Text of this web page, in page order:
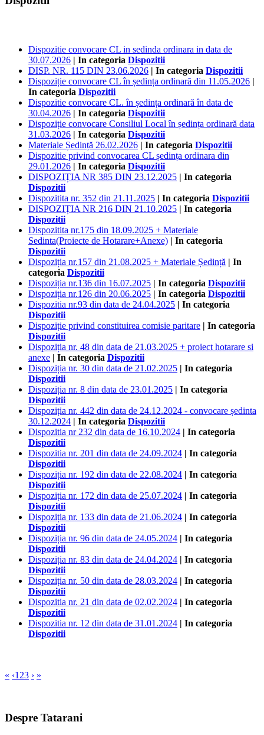
Dispozitie convocare CL in sedinda ordinara in data de
30.07.2026 | In categoria Dispozitii
DISP. NR. 115 DIN 23.06.2026 | In categoria Dispozitii
Dispoziție convocare CL în ședința ordinară din 11.05.2026 |
In categoria Dispozitii
Dispozitie convocare CL. în ședința ordinară în data de
30.04.2026 | In categoria Dispozitii
Dispoziție convocare Consiliul Local în ședința ordinară data
31.03.2026 | In categoria Dispozitii
Materiale Ședință 26.02.2026 | In categoria Dispozitii
Dispozitie privind convocarea CL ședința ordinara din
29.01.2026 | In categoria Dispozitii
DISPOZIȚIA NR 385 DIN 23.12.2025 | In categoria
Dispozitii
Dispozitita nr. 352 din 21.11.2025 | In categoria Dispozitii
DISPOZIȚIA NR 216 DIN 21.10.2025 | In categoria
Dispozitii
Dispozitita nr.175 din 18.09.2025 + Materiale
Sedinta(Proiecte de Hotarare+Anexe) | In categoria
Dispozitii
Dispoziția nr.157 din 21.08.2025 + Materiale Ședință | In
categoria Dispozitii
Dispoziția nr.136 din 16.07.2025 | In categoria Dispozitii
Dispoziția nr.126 din 20.06.2025 | In categoria Dispozitii
Dispozitia nr.93 din data de 24.04.2025 | In categoria
Dispozitii
Dispoziție privind constituirea comisie paritare | In categoria
Dispozitii
Dispoziția nr. 48 din data de 21.03.2025 + proiect hotarare si
anexe | In categoria Dispozitii
Dispoziția nr. 30 din data de 21.02.2025 | In categoria
Dispozitii
Dispoziția nr. 8 din data de 23.01.2025 | In categoria
Dispozitii
Dispoziția nr. 442 din data de 24.12.2024 - convocare ședinta
30.12.2024 | In categoria Dispozitii
Dispozitia nr 232 din data de 16.10.2024 | In categoria
Dispozitii
Dispozitia nr. 201 din data de 24.09.2024 | In categoria
Dispozitii
Dispoziția nr. 192 din data de 22.08.2024 | In categoria
Dispozitii
Dispoziția nr. 172 din data de 25.07.2024 | In categoria
Dispozitii
Dispoziția nr. 133 din data de 21.06.2024 | In categoria
Dispozitii
Dispoziția nr. 96 din data de 24.05.2024 | In categoria
Dispozitii
Dispoziția nr. 83 din data de 24.04.2024 | In categoria
Dispozitii
Dispoziția nr. 50 din data de 28.03.2024 | In categoria
Dispozitii
Dispozitia nr. 21 din data de 02.02.2024 | In categoria
Dispozitii
Dispozitia nr. 12 din data de 31.01.2024 | In categoria
Dispozitii
« ‹1 23 › »
Despre Tatarani